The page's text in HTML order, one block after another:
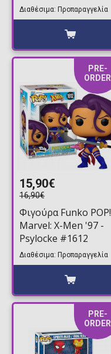
Διαθέσιμα: Προπαραγγελία
PRE-
ORDER
15,90€
16,90€
Φιγούρα Funko POP!
Marvel: X-Men '97 -
Psylocke #1612
Διαθέσιμα: Προπαραγγελία
PRE-
ORDER